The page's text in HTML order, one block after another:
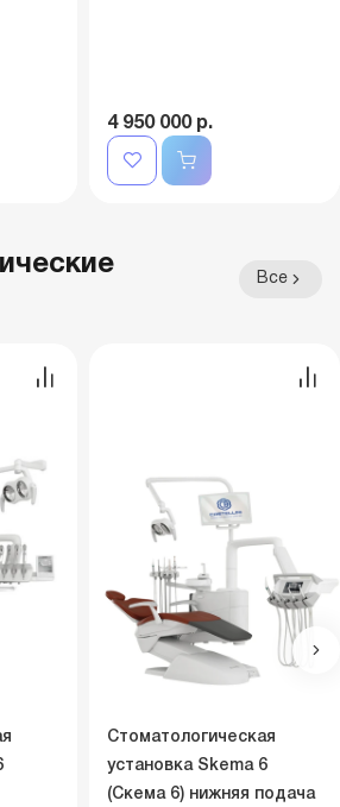
4 950 000 р.
Все
Стоматологическая
установка Skema 6
(Скема 6) нижняя подача